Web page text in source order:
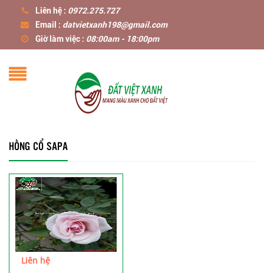
Liên hệ : 0972.275.727
Email : datvietxanh198@gmail.com
Giờ làm việc : 08:00am - 18:00pm
HỒNG CỔ SAPA
Liên hệ